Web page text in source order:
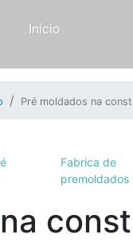
Início
Pré moldados na
Fabrica de
premoldados